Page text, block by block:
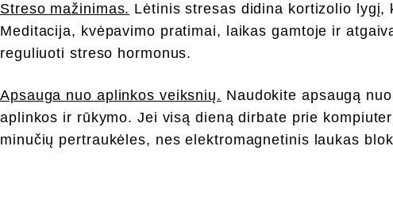
Streso mažinimas. Lėtinis stresas didina kortizolio
Meditacija, kvėpavimo pratimai, laikas gamtoje ir
reguliuoti streso hormonus.
Apsauga nuo aplinkos veiksnių. Naudokite apsaugą
aplinkos ir rūkymo. Jei visą dieną dirbate prie
minučių pertraukėles, nes elektromagnetinis laukas